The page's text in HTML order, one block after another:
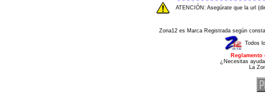
ATENCIÓN: Asegúrate que la url
Zona12 es Marca Registrada según
Todos
¿Necesitas
La